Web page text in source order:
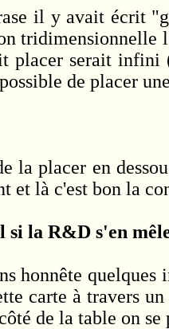
il y avait écrit
tridimensionnelle
placer serait infini
de placer
la placer en
et là c'est bon la
si la R&D s'en
honnête
carte à travers
de la table on se